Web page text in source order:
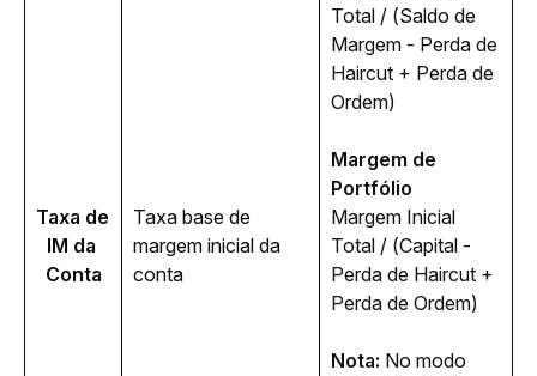
Taxa de
IM da
Conta
Taxa base de
margem inicial da
conta
Total / (Saldo de
Margem - Perda de
Haircut + Perda de
Ordem)
Margem de
Portfólio
Margem Inicial
Total / (Capital -
Perda de Haircut +
Perda de Ordem)
Nota: No modo